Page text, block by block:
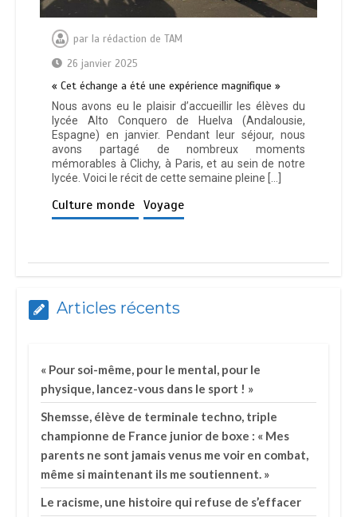
par la rédaction de TAM
26 janvier 2025
« Cet échange a été une expérience magnifique »
Nous avons eu le plaisir d’accueillir les élèves du
lycée Alto Conquero de Huelva (Andalousie,
Espagne) en janvier. Pendant leur séjour, nous
avons partagé de nombreux moments
mémorables à Clichy, à Paris, et au sein de notre
lycée. Voici le récit de cette semaine pleine […]
Culture monde Voyage
Articles récents
« Pour soi-même, pour le mental, pour le
physique, lancez-vous dans le sport ! »
Shemsse, élève de terminale techno, triple
championne de France junior de boxe : « Mes
parents ne sont jamais venus me voir en combat,
même si maintenant ils me soutiennent. »
Le racisme, une histoire qui refuse de s’effacer